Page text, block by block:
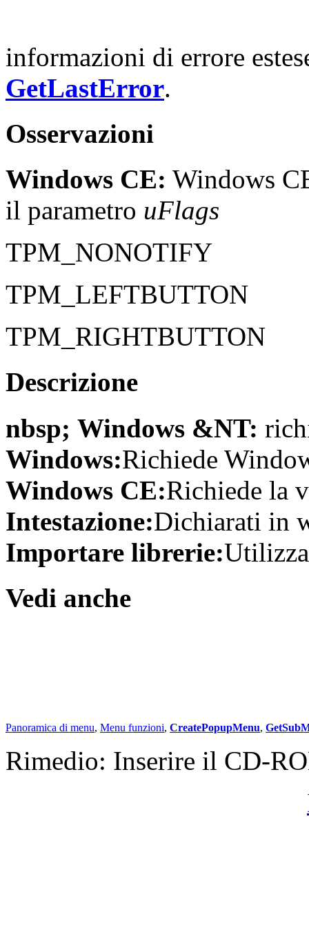
informazioni di errore
GetLastError.
Osservazioni
Windows CE: Windows
il parametro uFlags
TPM_NONOTIFY
TPM_LEFTBUTTON
TPM_RIGHTBUTTON
Descrizione
nbsp; Windows &NT:
Windows:Richiede
Windows CE:Richiede la
Intestazione:Dichiarati in
Importare librerie:
Vedi anche
Panoramica di menu, Menu funzioni, CreatePopupMenu,
Rimedio: Inserire il CD-